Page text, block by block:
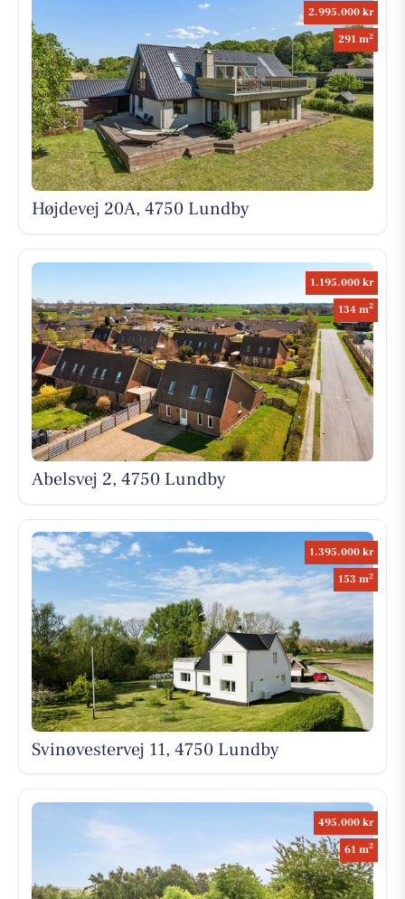
2.995.000 kr
291 m2
Højdevej 20A, 4750 Lundby
1.195.000 kr
134 m2
Abelsvej 2, 4750 Lundby
1.395.000 kr
153 m2
Svinøvestervej 11, 4750 Lundby
495.000 kr
61 m2